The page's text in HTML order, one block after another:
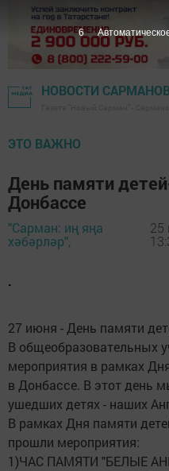
НОВОСТИ
ЭТО ВАЖНО
День памяти
Донбассе
"Сарман: иң яңа
хәбәрләр",
25
.
27 июня - День памяти
В общеобразовательных
мероприятия в рамках
в Донбассе. В этот день
ушедших детях - наших
В рамках Дня памяти
прошли мероприятия:
1)ЧАС ПАМЯТИ "БЕЛЫЕ
5